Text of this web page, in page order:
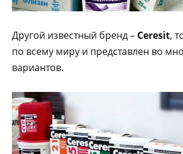
Другой известный бренд – Ceresit,
по всему миру и представлен во
вариантов.